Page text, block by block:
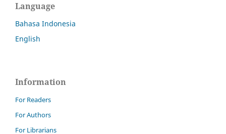
Language
Bahasa Indonesia
English
Information
For Readers
For Authors
For Librarians